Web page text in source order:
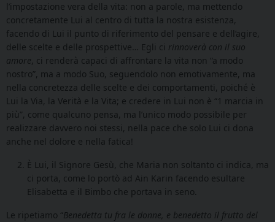
l’impostazione vera della vita: non a parole, ma mettendo
concretamente Lui al centro di tutta la nostra esistenza,
facendo di Lui il punto di riferimento del pensare e dell’agire,
delle scelte e delle prospettive… Egli ci rinnoverà con il suo
amore, ci renderà capaci di affrontare la vita non “a modo
nostro”, ma a modo Suo, seguendolo non emotivamente, ma
nella concretezza delle scelte e dei comportamenti, poiché è
Lui la Via, la Verità e la Vita; e credere in Lui non è “1 marcia in
più”, come qualcuno pensa, ma l’unico modo possibile per
realizzare davvero noi stessi, nella pace che solo Lui ci dona
anche nel dolore e nella fatica!
È Lui, il Signore Gesù, che Maria non soltanto ci indica, ma
ci porta, come lo portò ad Ain Karin facendo esultare
Elisabetta e il Bimbo che portava in seno.
Le ripetiamo “Benedetta tu fra le donne, e benedetto il frutto del